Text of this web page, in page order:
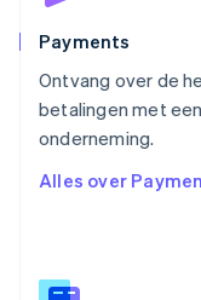
Payments
Ontvang over de
betalingen met
onderneming.
Alles over
Português
English
Singapore
English简体中文
EnglishItaliano
Español